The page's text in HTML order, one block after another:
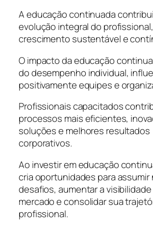
A educação continuada
evolução integral do
crescimento sustentável e
O impacto da educação
do desempenho individual,
positivamente equipes e
Profissionais capacitados
processos mais eficientes,
soluções e melhores resultados
corporativos.
Ao investir em educação
cria oportunidades para assumir
desafios, aumentar a
mercado e consolidar sua
profissional.